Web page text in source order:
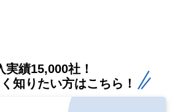
実績15,000社！
知りたい方はこちら！